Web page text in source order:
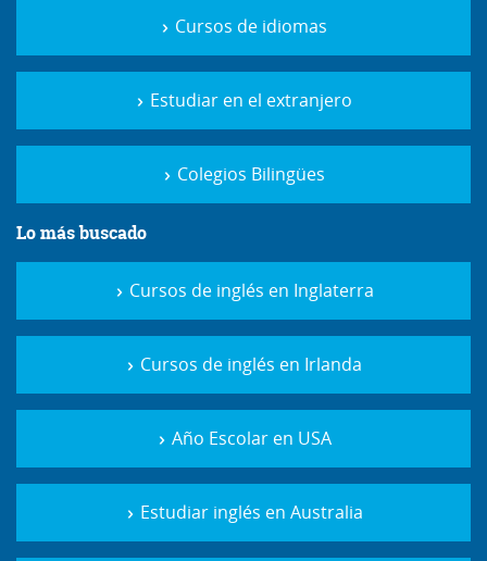
Cursos de idiomas
Estudiar en el extranjero
Colegios Bilingües
Lo más buscado
Cursos de inglés en Inglaterra
Cursos de inglés en Irlanda
Año Escolar en USA
Estudiar inglés en Australia